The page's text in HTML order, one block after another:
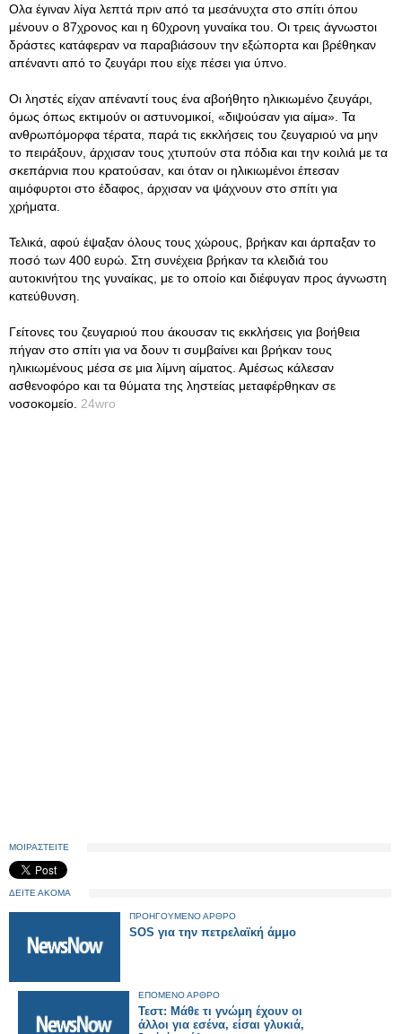
Ολα έγιναν λίγα λεπτά πριν από τα μεσάνυχτα στο σπίτι όπου
μένουν ο 87χρονος και η 60χρονη γυναίκα του. Οι τρεις άγνωστοι
δράστες κατάφεραν να παραβιάσουν την εξώπορτα και βρέθηκαν
απέναντι από το ζευγάρι που είχε πέσει για ύπνο.
Οι ληστές είχαν απέναντί τους ένα αβοήθητο ηλικιωμένο ζευγάρι,
όμως όπως εκτιμούν οι αστυνομικοί, «διψούσαν για αίμα». Τα
ανθρωπόμορφα τέρατα, παρά τις εκκλήσεις του ζευγαριού να μην
το πειράξουν, άρχισαν τους χτυπούν στα πόδια και την κοιλιά με τα
σκεπάρνια που κρατούσαν, και όταν οι ηλικιωμένοι έπεσαν
αιμόφυρτοι στο έδαφος, άρχισαν να ψάχνουν στο σπίτι για
χρήματα.
Τελικά, αφού έψαξαν όλους τους χώρους, βρήκαν και άρπαξαν το
ποσό των 400 ευρώ. Στη συνέχεια βρήκαν τα κλειδιά του
αυτοκινήτου της γυναίκας, με το οποίο και διέφυγαν προς άγνωστη
κατεύθυνση.
Γείτονες του ζευγαριού που άκουσαν τις εκκλήσεις για βοήθεια
πήγαν στο σπίτι για να δουν τι συμβαίνει και βρήκαν τους
ηλικιωμένους μέσα σε μια λίμνη αίματος. Αμέσως κάλεσαν
ασθενοφόρο και τα θύματα της ληστείας μεταφέρθηκαν σε
νοσοκομείο. 24wro
ΜΟΙΡΑΣΤΕΙΤΕ
ΔΕΙΤΕ ΑΚΟΜΑ
ΠΡΟΗΓΟΥΜΕΝΟ ΑΡΘΡΟ
SOS για την πετρελαϊκή άμμο
ΕΠΟΜΕΝΟ ΑΡΘΡΟ
Τεστ: Μάθε τι γνώμη έχουν οι
άλλοι για εσένα, είσαι γλυκιά,